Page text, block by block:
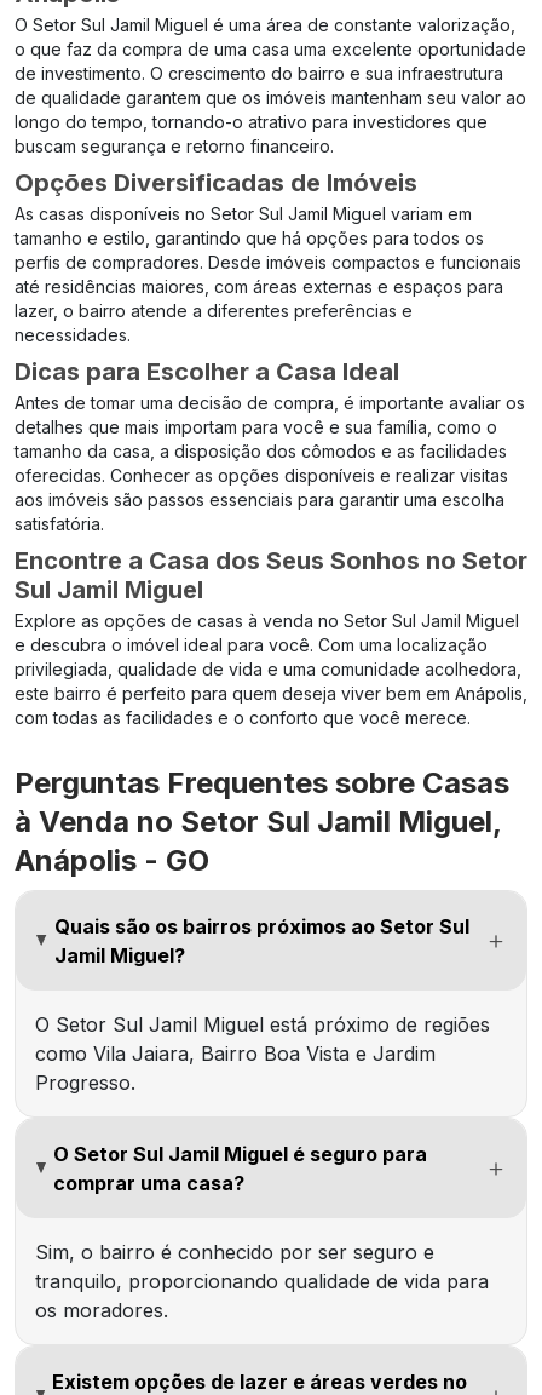
O Setor Sul Jamil Miguel é uma área de constante valorização,
o que faz da compra de uma casa uma excelente oportunidade
de investimento. O crescimento do bairro e sua infraestrutura
de qualidade garantem que os imóveis mantenham seu valor ao
longo do tempo, tornando-o atrativo para investidores que
buscam segurança e retorno financeiro.
Opções Diversificadas de Imóveis
As casas disponíveis no Setor Sul Jamil Miguel variam em
tamanho e estilo, garantindo que há opções para todos os
perfis de compradores. Desde imóveis compactos e funcionais
até residências maiores, com áreas externas e espaços para
lazer, o bairro atende a diferentes preferências e
necessidades.
Dicas para Escolher a Casa Ideal
Antes de tomar uma decisão de compra, é importante avaliar os
detalhes que mais importam para você e sua família, como o
tamanho da casa, a disposição dos cômodos e as facilidades
oferecidas. Conhecer as opções disponíveis e realizar visitas
aos imóveis são passos essenciais para garantir uma escolha
satisfatória.
Encontre a Casa dos Seus Sonhos no Setor
Sul Jamil Miguel
Explore as opções de casas à venda no Setor Sul Jamil Miguel
e descubra o imóvel ideal para você. Com uma localização
privilegiada, qualidade de vida e uma comunidade acolhedora,
este bairro é perfeito para quem deseja viver bem em Anápolis,
com todas as facilidades e o conforto que você merece.
Perguntas Frequentes sobre Casas
à Venda no Setor Sul Jamil Miguel,
Anápolis - GO
Quais são os bairros próximos ao Setor Sul
Jamil Miguel?
O Setor Sul Jamil Miguel está próximo de regiões
como Vila Jaiara, Bairro Boa Vista e Jardim
Progresso.
O Setor Sul Jamil Miguel é seguro para
comprar uma casa?
Sim, o bairro é conhecido por ser seguro e
tranquilo, proporcionando qualidade de vida para
os moradores.
Existem opções de lazer e áreas verdes no